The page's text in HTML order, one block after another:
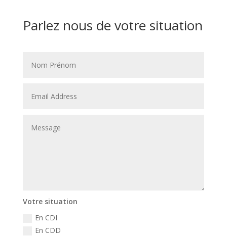
Parlez nous de votre situation
Votre situation
En CDI
En CDD